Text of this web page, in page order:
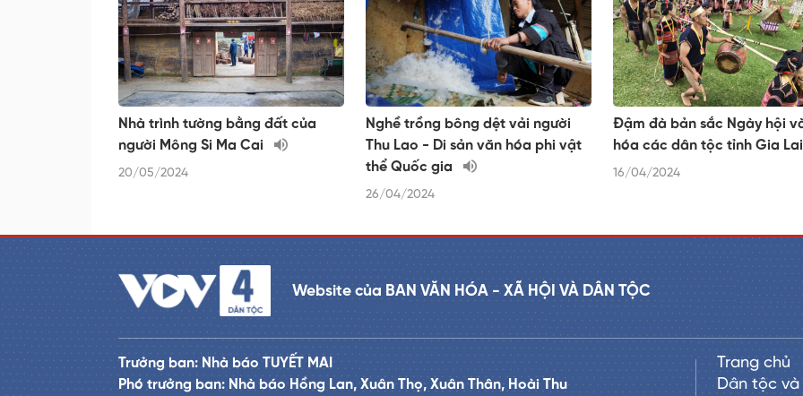
Nhà trình tường bằng đất của
người Mông Si Ma Cai
20/05/2024
Nghề trồng bông dệt vải người
Thu Lao - Di sản văn hóa phi vật
thể Quốc gia
26/04/2024
Đậm đà bản sắc Ngày hội
hóa các dân tộc tỉnh Gia Lai
16/04/2024
Website của BAN VĂN HÓA - XÃ HỘI VÀ DÂN TỘC
Trưởng ban: Nhà báo TUYẾT MAI
Phó trưởng ban: Nhà báo Hồng Lan, Xuân Thọ, Xuân Thân, Hoài Thu
Trang chủ
Dân tộc